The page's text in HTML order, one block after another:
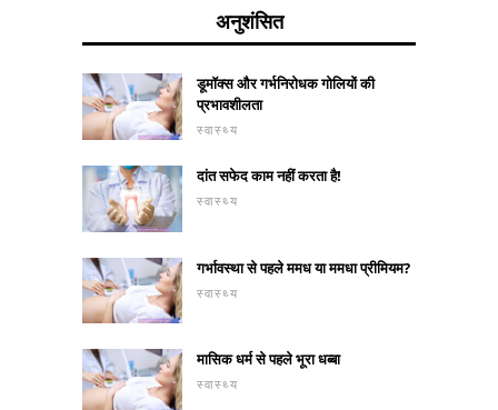
अनुशंसित
डूमॉक्स और गर्भनिरोधक गोलियों की
प्रभावशीलता
स्वास्थ्य
दांत सफेद काम नहीं करता है!
स्वास्थ्य
गर्भावस्था से पहले ममध या ममधा प्रीमियम?
स्वास्थ्य
मासिक धर्म से पहले भूरा धब्बा
स्वास्थ्य